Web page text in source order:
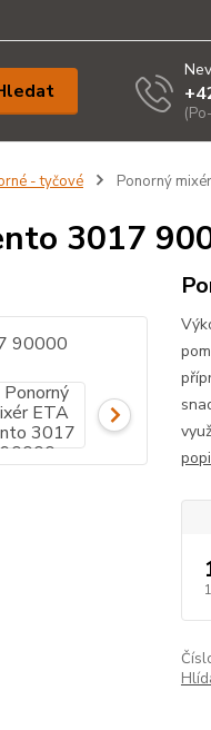
- tyčové Ponorný
3017